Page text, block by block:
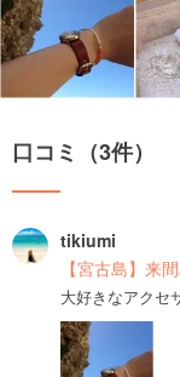
口コミ（3件）
tikiumi
【宮古島】来
大好きなアクセ